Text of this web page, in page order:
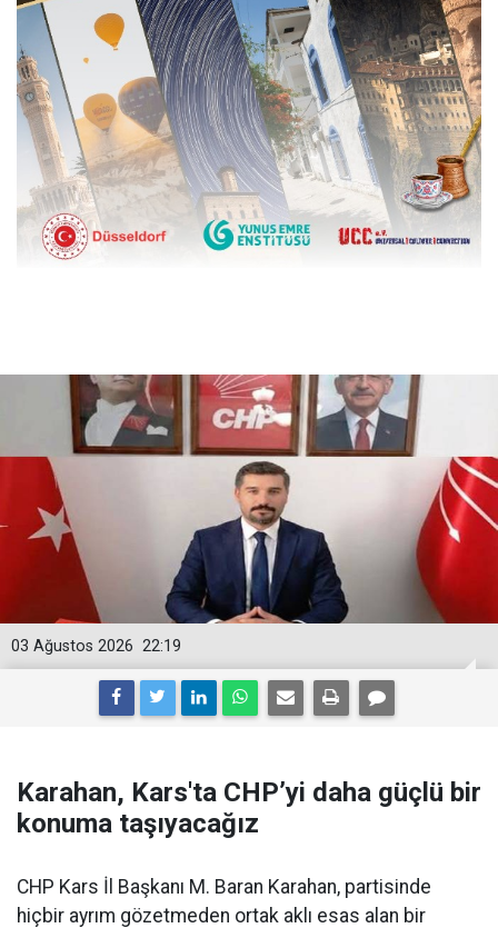
22:19
03 Ağustos 2026
Karahan, Kars'ta CHP’yi daha güçlü bir
konuma taşıyacağız
CHP Kars İl Başkanı M. Baran Karahan, partisinde
hiçbir ayrım gözetmeden ortak aklı esas alan bir